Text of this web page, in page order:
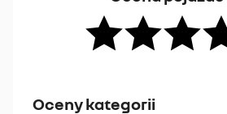
Oceny kategorii